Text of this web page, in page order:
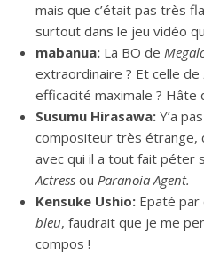
mais que c’était pas très
surtout dans le jeu vidéo
mabanua: La BO de
extraordinaire ? Et celle de
efficacité maximale ? Hâte
Susumu Hirasawa: Y’a
compositeur très étrange,
avec qui il a tout fait péter
Actress ou Paranoia Agent.
Kensuke Ushio: Epaté par
bleu, faudrait que je me
compos !